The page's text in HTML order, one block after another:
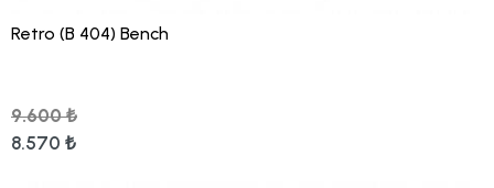
Retro (B 404) Bench
9.600 ₺
8.570 ₺